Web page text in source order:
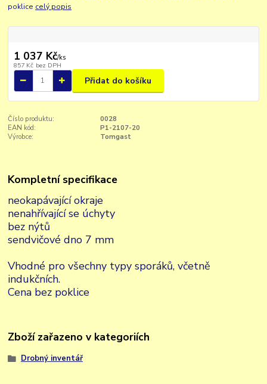
poklice celý popis
1 037 Kč/ks
857 Kč bez DPH
Přidat do košíku
Číslo produktu:
0028
EAN kód:
P1-2107-20
Výrobce:
Tomgast
Kompletní specifikace
neokapávající okraje
nenahřívající se úchyty
bez nýtů
sendvičové dno 7 mm
Vhodné pro všechny typy sporáků, včetně
indukčních.
Cena bez poklice
Zboží zařazeno v kategoriích
Drobný inventář